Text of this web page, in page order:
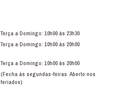
Terça a Domingo: 10h00 às 23h30
Terça a Domingo: 10h00 às 20h00
Terça a Domingo: 10h00 às 20h00
(Fecha às segundas-feiras. Aberto nos
feriados)